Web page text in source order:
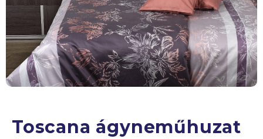
Toscana ágyneműhuzat